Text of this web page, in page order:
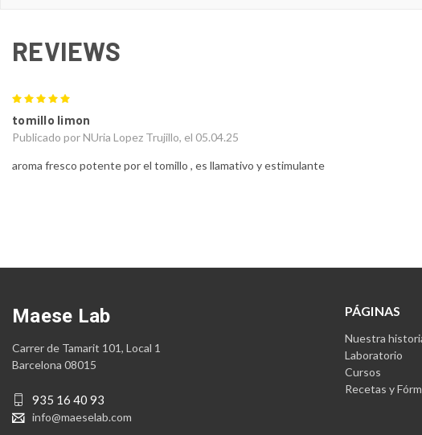
REVIEWS
tomillo limon
Publicado por NUria Lopez Trujillo, el 05.04.25
aroma fresco potente por el tomillo , es llamativo y estimulante
PÁGINAS
Nuestra
Laboratorio
Cursos
Recetas y
Maese Lab
Carrer de Tamarit 101, Local 1
Barcelona 08015
935 16 40 93
info@maeselab.com